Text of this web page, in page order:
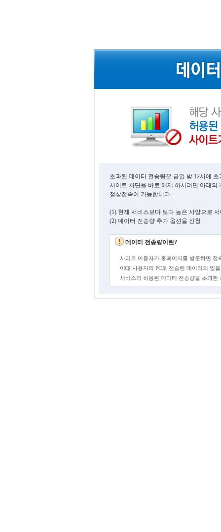
초과된 데이터 전송량은 금일 밤 12시에
사이트 차단을 바로 해제 하시려면 아래의
정상접속이 가능합니다.
(1) 현재 서비스보다 보다 높은 사양으로
(2) 데이터 전송량 추가 옵션을 신청
데이터 전송량이란?
사이트 이용자가 홈페이지를 방문하면 접
이때 사용자의 PC로 전송된 데이터의 양
서비스의 허용된 데이터 전송량을 초과